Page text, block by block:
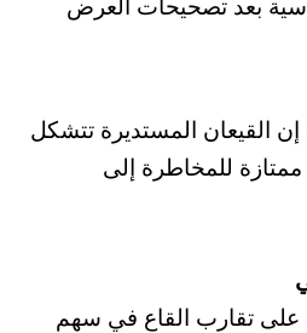
بعد تصحيحات العرض
القيعان المستديرة تتشكل
للمخاطرة إلى
على تقارب القاع في سهم